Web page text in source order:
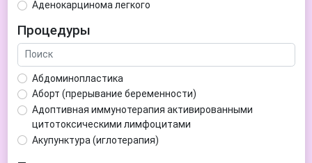
Аденокарцинома легкого
Аденома гипофиза
Аденома простаты
Аденома щитовидной железы
Аденомиоз
Адентия
Азооспермия
Акне (угри)
Алкоголизм
Процедуры
Абдоминопластика
Аборт (прерывание беременности)
Адоптивная иммунотерапия активированными
цитотоксическими лимфоцитами
Акупунктура (иглотерапия)